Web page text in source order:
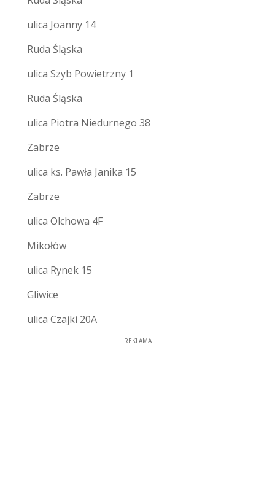
ulica Joanny 14
Ruda Śląska
ulica Szyb Powietrzny 1
Ruda Śląska
ulica Piotra Niedurnego 38
Zabrze
ulica ks. Pawła Janika 15
Zabrze
ulica Olchowa 4F
Mikołów
ulica Rynek 15
Gliwice
ulica Czajki 20A
REKLAMA